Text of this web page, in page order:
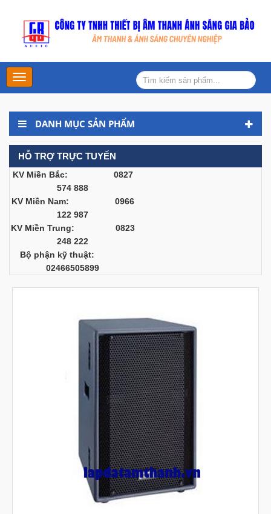
Main
Menu
DANH MỤC SẢN PHẨM
HỖ TRỢ TRỰC TUYẾN
KV Miền Bắc: 0827
574 888
KV Miền Nam: 0966
122 987
KV Miền Trung: 0823
248 222
Bộ phận kỹ thuật:
02466505899